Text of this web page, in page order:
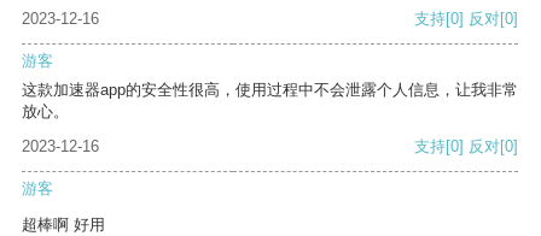
2023-12-16 支持[0] 反对[0]
游客
这款加速器app的安全性很高，使用过程中不会泄露个人信息，让我非常
放心。
2023-12-16
支持[0] 反对[0]
游客
超棒啊 好用